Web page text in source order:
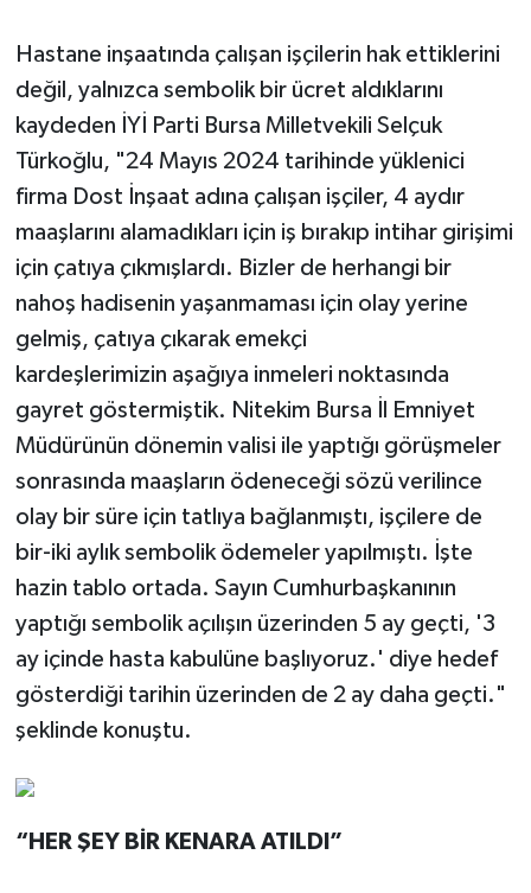
Hastane inşaatında çalışan işçilerin hak ettiklerini
değil, yalnızca sembolik bir ücret aldıklarını
kaydeden İYİ Parti Bursa Milletvekili Selçuk
Türkoğlu, "24 Mayıs 2024 tarihinde yüklenici
firma Dost İnşaat adına çalışan işçiler, 4 aydır
maaşlarını alamadıkları için iş bırakıp intihar girişimi
için çatıya çıkmışlardı. Bizler de herhangi bir
nahoş hadisenin yaşanmaması için olay yerine
gelmiş, çatıya çıkarak emekçi
kardeşlerimizin aşağıya inmeleri noktasında
gayret göstermiştik. Nitekim Bursa İl Emniyet
Müdürünün dönemin valisi ile yaptığı görüşmeler
sonrasında maaşların ödeneceği sözü verilince
olay bir süre için tatlıya bağlanmıştı, işçilere de
bir-iki aylık sembolik ödemeler yapılmıştı. İşte
hazin tablo ortada. Sayın Cumhurbaşkanının
yaptığı sembolik açılışın üzerinden 5 ay geçti, '3
ay içinde hasta kabulüne başlıyoruz.' diye hedef
gösterdiği tarihin üzerinden de 2 ay daha geçti."
şeklinde konuştu.
“HER ŞEY BİR KENARA ATILDI”